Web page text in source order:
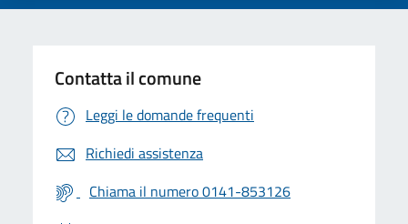
Contatta il comune
Leggi le domande frequenti
Richiedi assistenza
Chiama il numero 0141-853126